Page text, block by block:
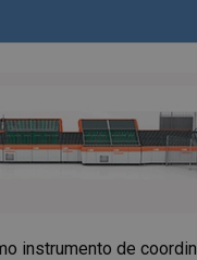
instrumento de